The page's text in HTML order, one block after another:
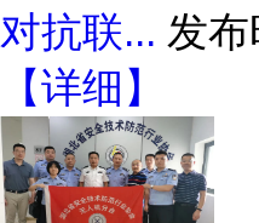
对抗联... 发
【详细】